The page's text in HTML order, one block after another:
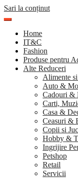
Sari la conținut
Home
IT&C
Fashion
Produse pentru
Alte Reduceri
Alimente
Auto &
Cadouri &
Carti,
Casa &
Ceasuri &
Copii si
Hobby &
Ingrijire
Petshop
Retail
Servicii